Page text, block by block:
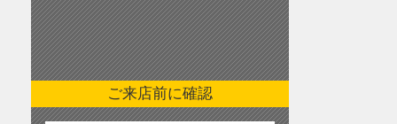
ご来店前に確認